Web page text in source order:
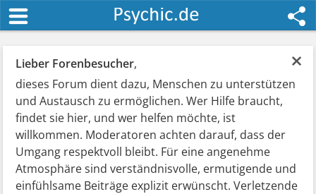
×
Lieber Forenbesucher,
dieses Forum dient dazu, Menschen zu unterstützen
und Austausch zu ermöglichen. Wer Hilfe braucht,
findet sie hier, und wer helfen möchte, ist
willkommen. Moderatoren achten darauf, dass der
Umgang respektvoll bleibt. Für eine angenehme
Atmosphäre sind verständnisvolle, ermutigende und
einfühlsame Beiträge explizit erwünscht. Verletzende